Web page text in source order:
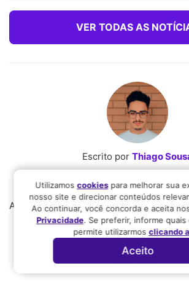
VER TODAS AS
Escrito por Thiago
Analista de conteúdo apaixonado por
que usa o marketing de conteúdo
acesso fácil à educação sobre
Utilizamos cookiespara melhorar sua
nosso site e direcionar conteúdos
Ao continuar, você concorda e aceita
Privacidade. Se preferir, informe quais
permite utilizarmos clicando
Aceito